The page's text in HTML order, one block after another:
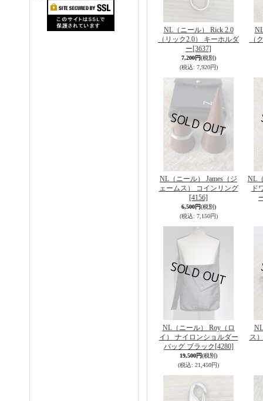
NL（ニール） Rick 2.0
（リック2.0） キーホルダ
ー[3637]
7,200円(税別)
(税込: 7,920円)
（
NL（ニール） James（ジ
ェームス） コインリング
[4156]
6,500円(税別)
(税込: 7,150円)
NL
ド
NL（ニール） Roy（ロ
イ） ナイロンショルダー
バッグ ブラック [4280]
19,500円(税別)
(税込: 21,450円)
ス